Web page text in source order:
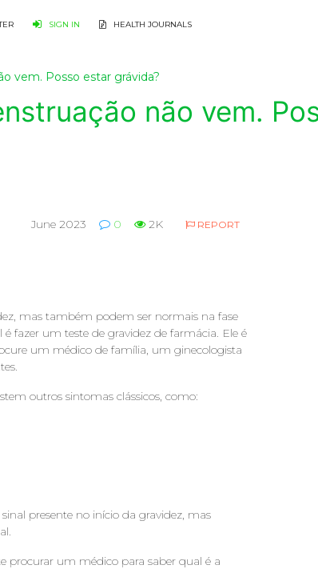
SIGN IN HEALTH JOURNALS
vem. Posso estar grávida?
não vem.
June 2023 0 2K REPORT
mas também podem ser normais na fase
fazer um teste de gravidez de farmácia. Ele é
um médico de família, um ginecologista
outros sintomas clássicos, como:
presente no início da gravidez, mas
procurar um médico para saber qual é a